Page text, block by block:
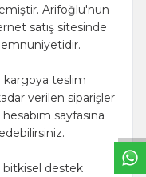
Arifoğlu'nun
satış sitesinde
kargoya teslim
verilen siparişler
sayfasına
destek